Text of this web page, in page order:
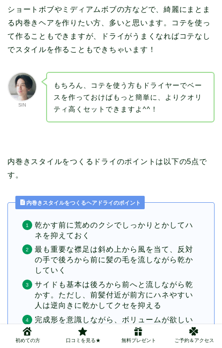
ショートボブやミディアムボブの方などで、綺麗にまとま
る内巻きヘアを作りたい方、多いと思います。コテを使っ
て作ることもできますが、ドライがうまくなればコテなし
でスタイルを作ることもできちゃいます！
SIN
もちろん、コテを使う方もドライヤーでベー
スを作っておけばもっと簡単に、よりクオリ
ティ高くセットできますよ^^！
内巻きスタイルをつくるドライのポイントは以下の5点で
す。
内巻きスタイルをつくるヘアドライのポイント
乾かす前に荒めのクシでしっかりとかしてハ
ネを抑えておく
最も重要な襟足は斜め上から風を当て、反対
の手で後ろから前に髪の毛を流しながら乾か
していく
サイドも基本は後ろから前へと流しながら乾
かす。ただし、前髪付近が前方にハネやすい
人は逆向きに乾かしてクセを抑える
完成形を意識しながら、ボリュームが欲しい
後頭部やトップなどは下から上に風を当てて
根本を乾かす
初めての方 口コミを見る★ 無料プレゼント ご予約＆アクセス